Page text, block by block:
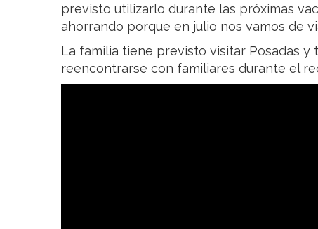
previsto utilizarlo durante las próximas
ahorrando porque en julio nos vamos de
La familia tiene previsto visitar Posadas y
reencontrarse con familiares durante el